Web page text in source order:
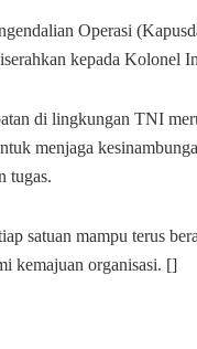
Operasi
kepada Kolonel
di lingkungan TNI
menjaga
tugas.
satuan mampu terus
kemajuan organisasi. []